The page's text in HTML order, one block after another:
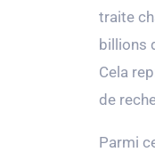
traite
billions
Cela
de
Parmi